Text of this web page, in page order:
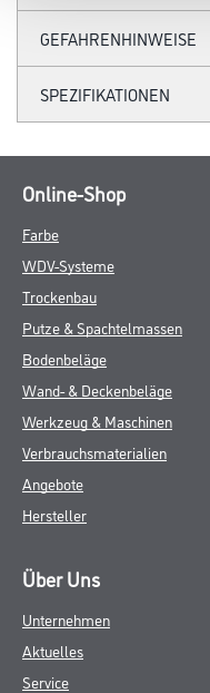
GEFAHRENHINWEISE
SPEZIFIKATIONEN
Online-Shop
Farbe
WDV-Systeme
Trockenbau
Putze & Spachtelmassen
Bodenbeläge
Wand- & Deckenbeläge
Werkzeug & Maschinen
Verbrauchsmaterialien
Angebote
Hersteller
Über Uns
Unternehmen
Aktuelles
Service